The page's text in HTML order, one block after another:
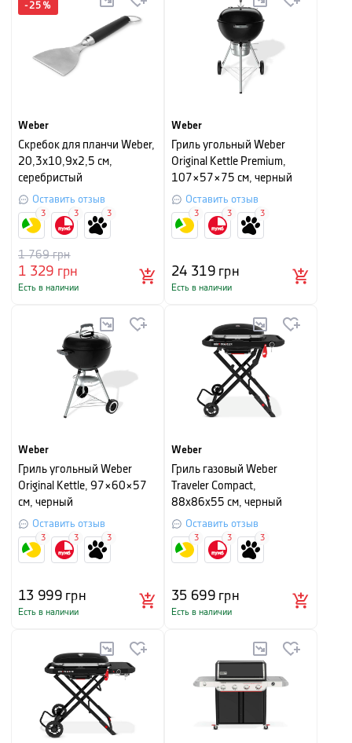
-25 %
Weber
Скребок для планчи Weber,
20,3х10,9х2,5 см,
серебристый
Оставить отзыв
1 329 грн
1 769грн
Есть в наличии
3 3 3
Weber
Гриль угольный Weber
Original Kettle Premium,
107×57×75 см, черный
Оставить отзыв
24 319грн
Есть в наличии
3 3 3
Weber
Гриль угольный Weber
Original Kettle, 97×60×57
см, черный
Оставить отзыв
13 999грн
Есть в наличии
3 3 3
Weber
Гриль газовый Weber
Traveler Compact,
88х86х55 см, черный
Оставить отзыв
35 699грн
Есть в наличии
3 3 3